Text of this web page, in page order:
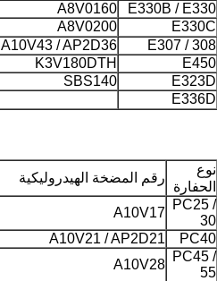
E330B / E330
A8V0160
E330C
A8V0200
E307 / 308
A10V43 / AP2D36
E450
K3V180DTH
E323D
SBS140
E336D
نوع
الحفارة
رقم المضخة الهيدروليكية
PC25 /
30
A10V17
PC40
A10V21 / AP2D21
PC45 /
55
A10V28